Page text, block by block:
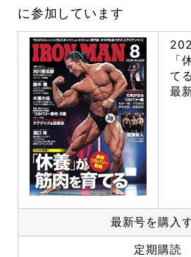
に参加しています
「
てる
最
最新号を購入
定期購読